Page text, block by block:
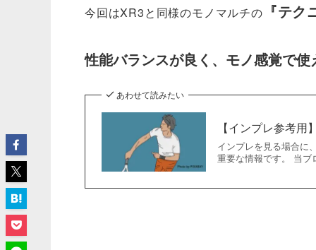
今回はXR3と同様のモノマルチの 『テ
性能バランスが良く、モノ感覚で使
あわせて読みたい
【インプレ参考
インプレを見る場合に
重要な情報です。 当